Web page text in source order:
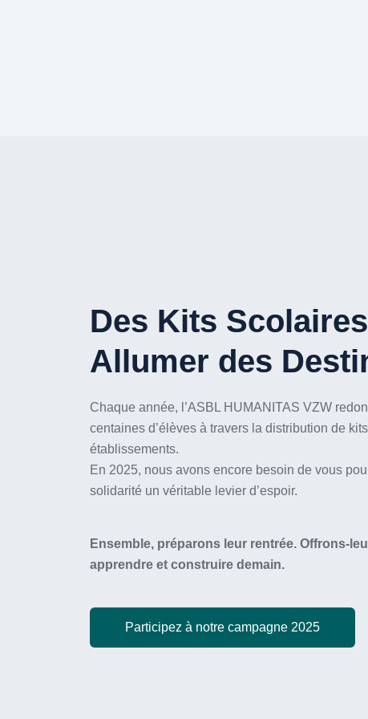
Des Kits
Allumer des
Chaque année, l’ASBL HUMANITAS VZW
centaines d’élèves à travers la distribution de
établissements.
En 2025, nous avons encore besoin de vous
solidarité un véritable levier d’espoir.
Ensemble, préparons leur rentrée. Offrons-
apprendre et construire demain.
Participez à notre campagne 2025